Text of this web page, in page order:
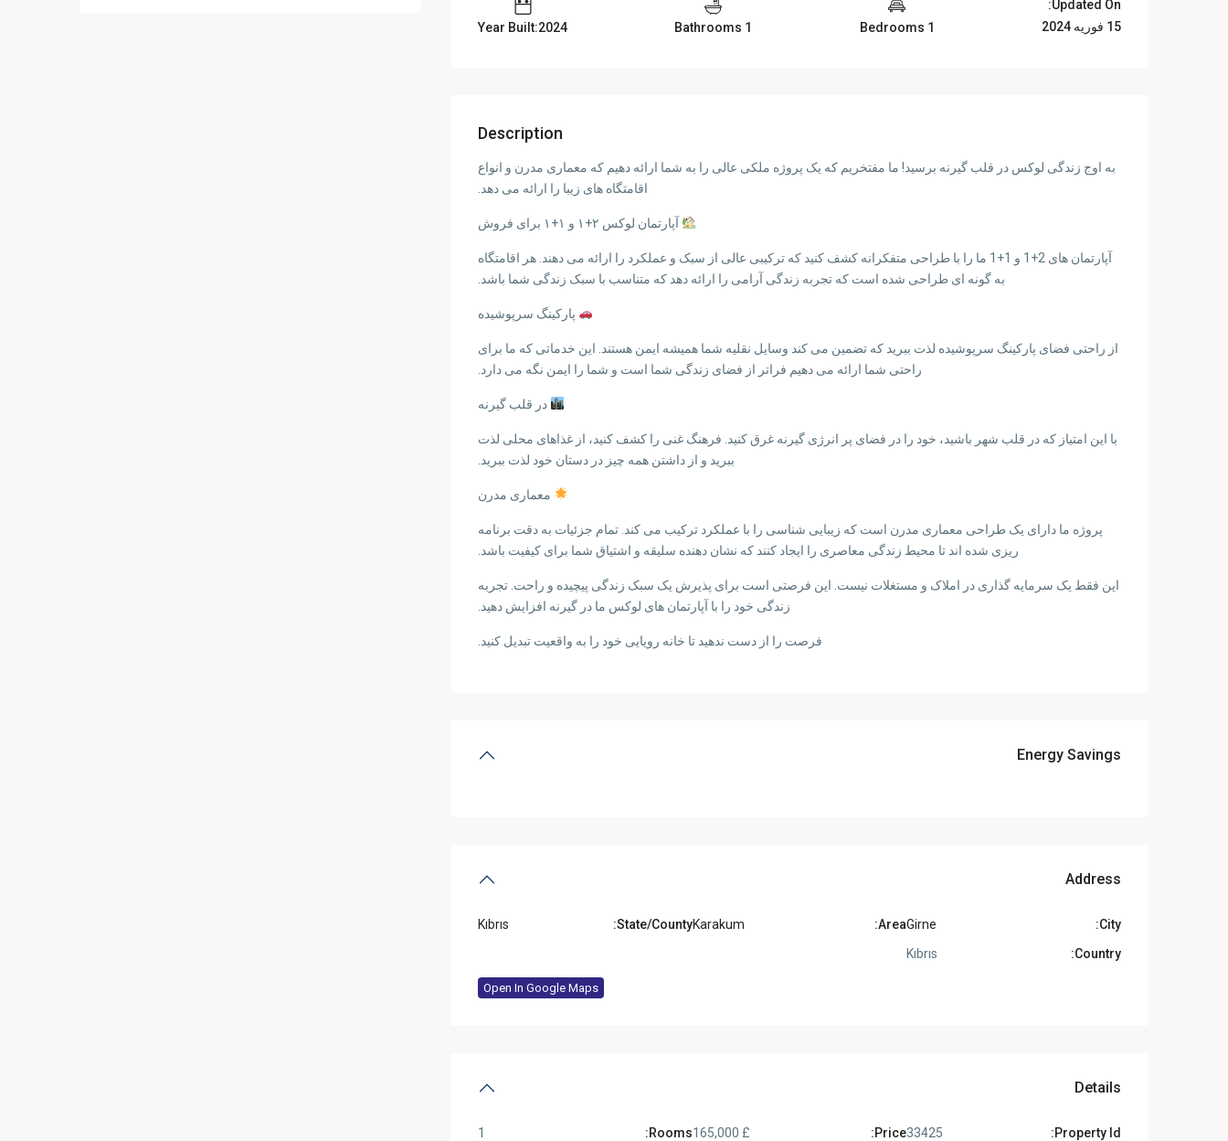
Updated On:
15 فوریه 2024
1 Bedrooms
1 Bathrooms
Year Built:2024
Description
به اوج زندگی لوکس در قلب گیرنه برسید! ما مفتخریم که یک پروژه ملکی عالی را به شما ارائه دهیم که معماری مدرن و انواع
اقامتگاه های زیبا را ارائه می دهد.
آپارتمان لوکس ۲+۱ و ۱+۱ برای فروش
آپارتمان های 2+1 و 1+1 ما را با طراحی متفکرانه کشف کنید که ترکیبی عالی از سبک و عملکرد را ارائه می دهند. هر اقامتگاه
به گونه ای طراحی شده است که تجربه زندگی آرامی را ارائه دهد که متناسب با سبک زندگی شما باشد.
پارکینگ سرپوشیده
از راحتی فضای پارکینگ سرپوشیده لذت ببرید که تضمین می کند وسایل نقلیه شما همیشه ایمن هستند. این خدماتی که ما برای
راحتی شما ارائه می دهیم فراتر از فضای زندگی شما است و شما را ایمن نگه می دارد.
در قلب گیرنه
با این امتیاز که در قلب شهر باشید، خود را در فضای پر انرژی گیرنه غرق کنید. فرهنگ غنی را کشف کنید، از غذاهای محلی لذت
ببرید و از داشتن همه چیز در دستان خود لذت ببرید.
معماری مدرن
پروژه ما دارای یک طراحی معماری مدرن است که زیبایی شناسی را با عملکرد ترکیب می کند. تمام جزئیات به دقت برنامه
ریزی شده اند تا محیط زندگی معاصری را ایجاد کنند که نشان دهنده سلیقه و اشتیاق شما برای کیفیت باشد.
این فقط یک سرمایه گذاری در املاک و مستغلات نیست. این فرصتی است برای پذیرش یک سبک زندگی پیچیده و راحت. تجربه
زندگی خود را با آپارتمان های لوکس ما در گیرنه افزایش دهید.
فرصت را از دست ندهید تا خانه رویایی خود را به واقعیت تبدیل کنید.
Energy Savings
Address
City:
Girne
Area:
Karakum
State/County:
Kıbrıs
Country:
Kıbrıs
Open In Google Maps
Details
Property Id:
33425
Price:
£ 165,000
Rooms:
1